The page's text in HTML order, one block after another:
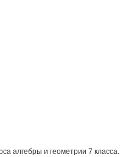
алгебры и геометрии 7 класса.